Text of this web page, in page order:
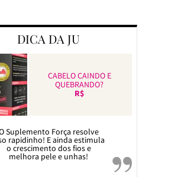
DICA DA JU
CABELO CAINDO E
QUEBRANDO?
R$
Suplemento Força resolve
rapidinho! E ainda estimula
o crescimento dos fios e
melhora pele e unhas!